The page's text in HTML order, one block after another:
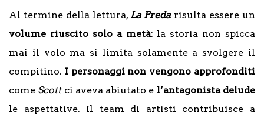
Al termine della lettura, La Predarisulta essere un
volume riuscito solo a metà: la storia non spicca
mai il volo ma si limita solamente a svolgere il
compitino. I personaggi non vengono approfonditi
come Scott ci aveva abiutato e l’antagonista delude
le aspettative. Il team di artisti contribuisce a